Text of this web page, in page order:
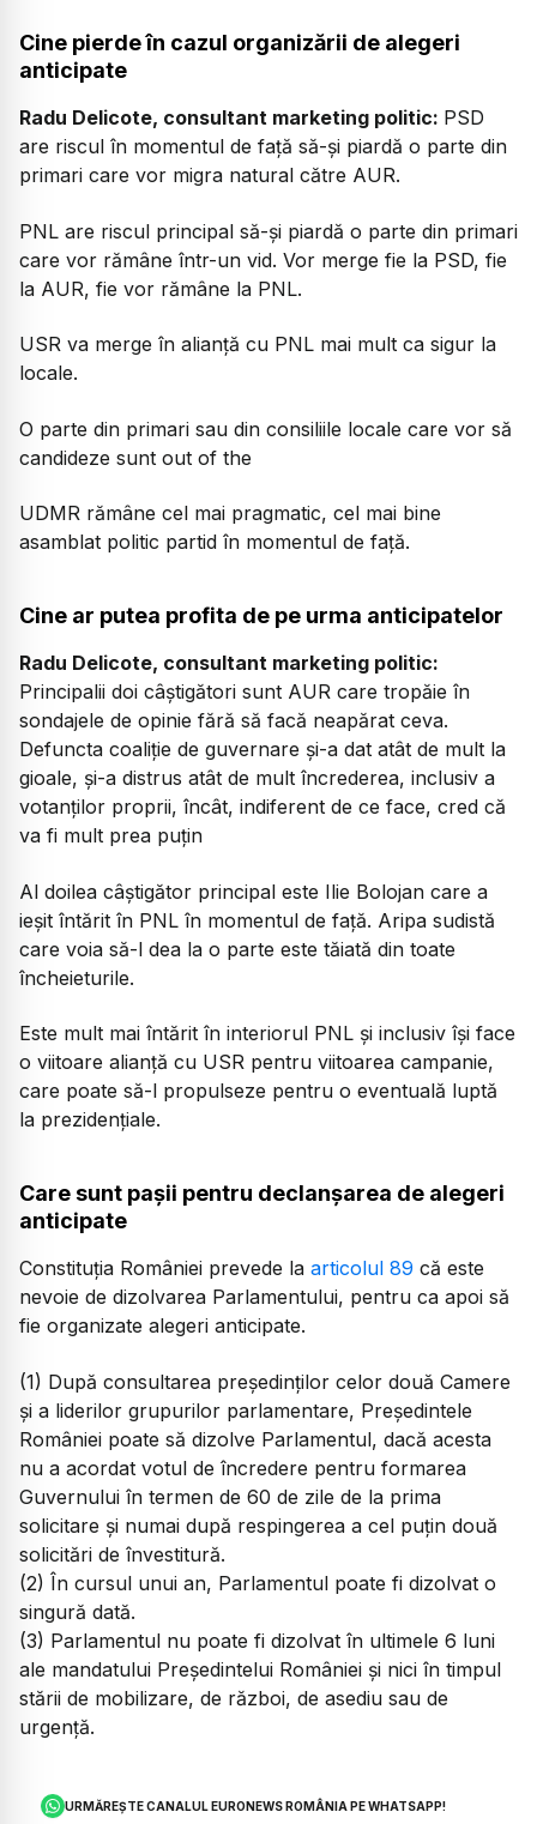
Cine pierde în cazul organizării de alegeri
anticipate
Radu Delicote, consultant marketing politic: PSD
are riscul în momentul de față să-și piardă o parte din
primari care vor migra natural către AUR.
PNL are riscul principal să-și piardă o parte din primari
care vor rămâne într-un vid. Vor merge fie la PSD, fie
la AUR, fie vor rămâne la PNL.
USR va merge în alianță cu PNL mai mult ca sigur la
locale.
O parte din primari sau din consiliile locale care vor să
candideze sunt out of the
UDMR rămâne cel mai pragmatic, cel mai bine
asamblat politic partid în momentul de față.
Cine ar putea profita de pe urma anticipatelor
Radu Delicote, consultant marketing politic:
Principalii doi câștigători sunt AUR care tropăie în
sondajele de opinie fără să facă neapărat ceva.
Defuncta coaliție de guvernare și-a dat atât de mult la
gioale, și-a distrus atât de mult încrederea, inclusiv a
votanților proprii, încât, indiferent de ce face, cred că
va fi mult prea puțin
Al doilea câștigător principal este Ilie Bolojan care a
ieșit întărit în PNL în momentul de față. Aripa sudistă
care voia să-l dea la o parte este tăiată din toate
încheieturile.
Este mult mai întărit în interiorul PNL și inclusiv își face
o viitoare alianță cu USR pentru viitoarea campanie,
care poate să-l propulseze pentru o eventuală luptă
la prezidențiale.
Care sunt pașii pentru declanșarea de alegeri
anticipate
Constituția României prevede la articolul 89 că este
nevoie de dizolvarea Parlamentului, pentru ca apoi să
fie organizate alegeri anticipate.
(1) După consultarea preşedinţilor celor două Camere
şi a liderilor grupurilor parlamentare, Preşedintele
României poate să dizolve Parlamentul, dacă acesta
nu a acordat votul de încredere pentru formarea
Guvernului în termen de 60 de zile de la prima
solicitare şi numai după respingerea a cel puţin două
solicitări de învestitură.
(2) În cursul unui an, Parlamentul poate fi dizolvat o
singură dată.
(3) Parlamentul nu poate fi dizolvat în ultimele 6 luni
ale mandatului Preşedintelui României şi nici în timpul
stării de mobilizare, de război, de asediu sau de
urgenţă.
URMĂREȘTE CANALUL EURONEWS ROMÂNIA PE WHATSAPP!